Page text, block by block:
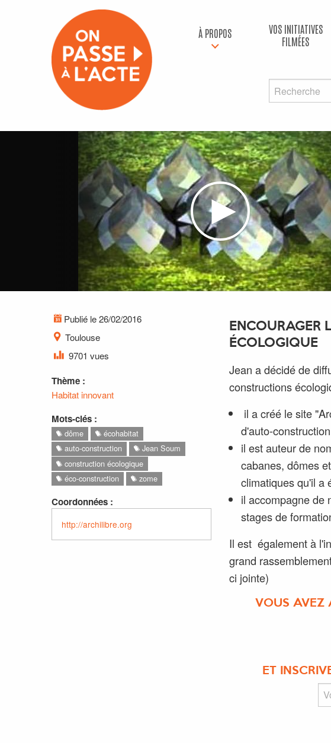
À PROPOS
VOS INITIATIVES
FILMÉES
Publié le 26/02/2016
Toulouse
9701 vues
Thème :
Habitat innovant
Mots-clés :
dôme
écohabitat
auto-construction
Jean Soum
construction écologique
éco-construction
zome
Coordonnées :
http://archilibre.org
ENCOURAGER
ÉCOLOGIQUE
Jean a décidé de
constructions
il a créé le site
d'auto-
il est auteur de
cabanes, dômes
climatiques qu'il a
il accompagne de
stages de
Il est également à
grand
ci jointe)
VOUS AVEZ
ET